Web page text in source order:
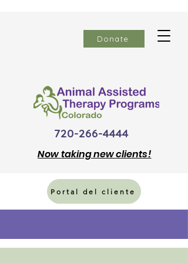
Donate
720-266-4444
Nowtaking new clients!
Portal del cliente